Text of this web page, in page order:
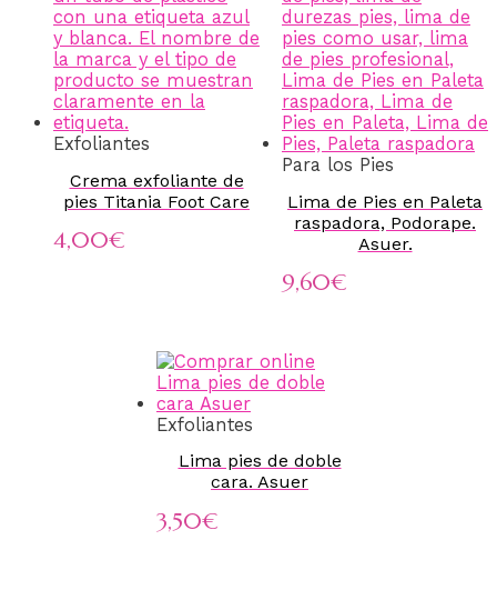
Exfoliantes
Crema exfoliante de
pies Titania Foot Care
4,00€
Para los Pies
Lima de Pies en Paleta
raspadora, Podorape.
Asuer.
9,60€
Exfoliantes
Lima pies de doble
cara. Asuer
3,50€